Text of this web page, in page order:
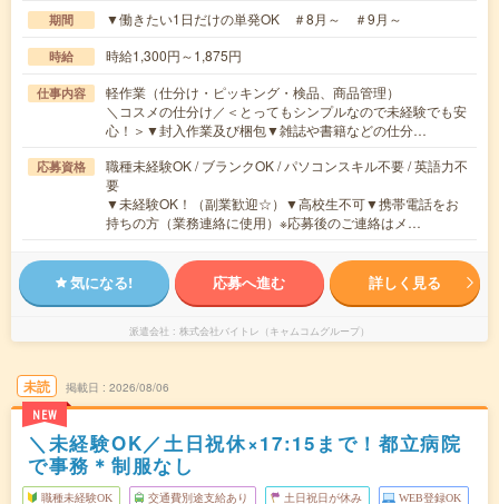
期間 ▼働きたい1日だけの単発OK ＃8月～ ＃9月～
時給 時給1,300円～1,875円
仕事内容
軽作業（仕分け・ピッキング・検品、商品管理）
＼コスメの仕分け／＜とってもシンプルなので未経験でも安
心！＞▼封入作業及び梱包▼雑誌や書籍などの仕分…
応募資格
職種未経験OK / ブランクOK / パソコンスキル不要 / 英語力不
要
▼未経験OK！（副業歓迎☆）▼高校生不可▼携帯電話をお
持ちの方（業務連絡に使用）※応募後のご連絡はメ…
気になる! 応募へ進む 詳しく見る
派遣会社 株式会社バイトレ（キャムコムグループ）
未読
NEW
掲載日 2026/08/06
＼未経験OK／土日祝休×17:15まで！都立病院
で事務＊制服なし
職種未経験OK 交通費別途支給あり 土日祝日が休み WEB登録OK